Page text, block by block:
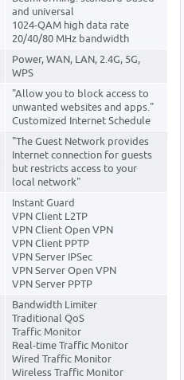
and universal
1024-QAM high data rate
20/40/80 MHz bandwidth
Power, WAN, LAN, 2.4G, 5G,
WPS
"Allow you to block access to
unwanted websites and apps."
Customized Internet Schedule
"The Guest Network provides
Internet connection for guests
but restricts access to your
local network"
Instant Guard
VPN Client L2TP
VPN Client Open VPN
VPN Client PPTP
VPN Server IPSec
VPN Server Open VPN
VPN Server PPTP
Bandwidth Limiter
Traditional QoS
Traffic Monitor
Real-time Traffic Monitor
Wired Traffic Monitor
Wireless Traffic Monitor